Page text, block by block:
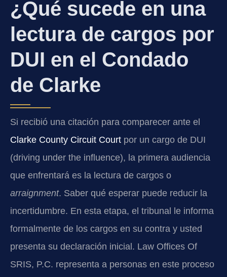
¿Qué sucede en una
lectura de cargos por
DUI en el Condado
de Clarke
Si recibió una citación para comparecer ante el
Clarke County Circuit Court por un cargo de DUI
(driving under the influence), la primera audiencia
que enfrentará es la lectura de cargos o
arraignment. Saber qué esperar puede reducir la
incertidumbre. En esta etapa, el tribunal le informa
formalmente de los cargos en su contra y usted
presenta su declaración inicial. Law Offices Of
SRIS, P.C. representa a personas en este proceso